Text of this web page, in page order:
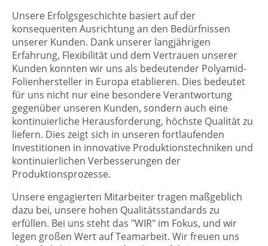
Unsere Erfolgsgeschichte basiert auf der
konsequenten Ausrichtung an den Bedürfnissen
unserer Kunden. Dank unserer langjährigen
Erfahrung, Flexibilität und dem Vertrauen unserer
Kunden konnten wir uns als bedeutender Polyamid-
Folienhersteller in Europa etablieren. Dies bedeutet
für uns nicht nur eine besondere Verantwortung
gegenüber unseren Kunden, sondern auch eine
kontinuierliche Herausforderung, höchste Qualität zu
liefern. Dies zeigt sich in unseren fortlaufenden
Investitionen in innovative Produktionstechniken und
kontinuierlichen Verbesserungen der
Produktionsprozesse.
Unsere engagierten Mitarbeiter tragen maßgeblich
dazu bei, unsere hohen Qualitätsstandards zu
erfüllen. Bei uns steht das "WIR" im Fokus, und wir
legen großen Wert auf Teamarbeit. Wir freuen uns